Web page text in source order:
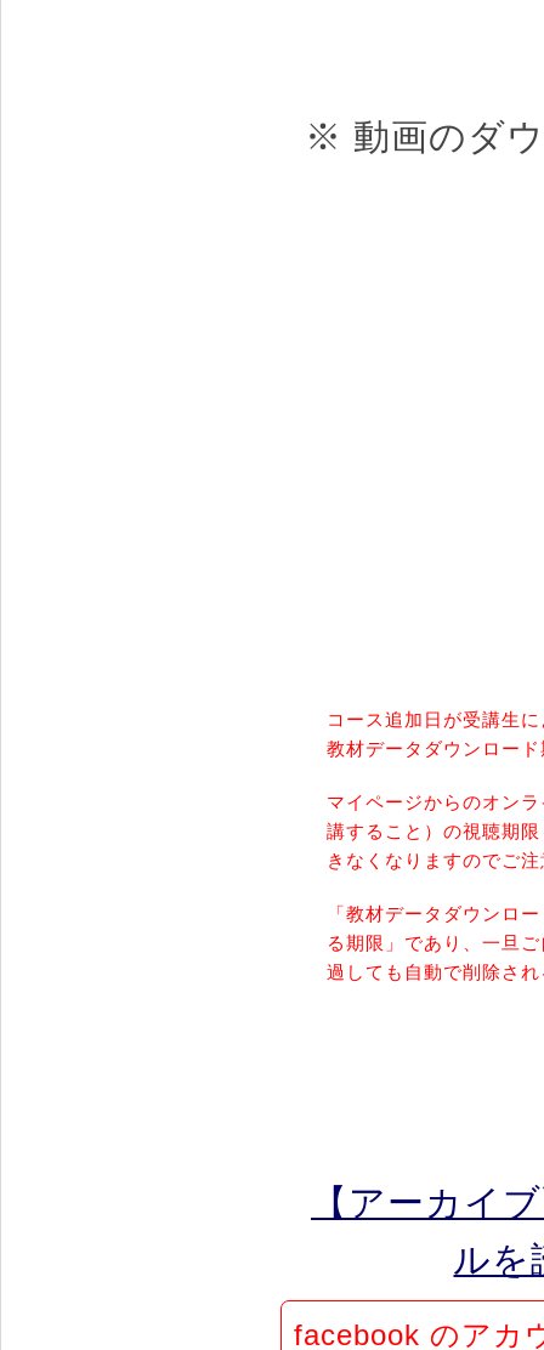
※ 動画のダ
コース追加日が受講生
教材データダウンロー
マイページからのオン
講すること）の視聴期
きなくなりますのでご
「教材データダウンロ
る期限」であり、一旦
過しても自動で削除さ
【アーカイ
ルを
facebook のアカ